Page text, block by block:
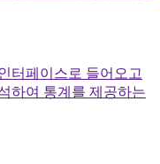
터페이스로 들어오고
하여 통계를 제공하는